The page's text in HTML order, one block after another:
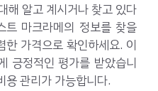
해 알고 계시거나 찾고 있다
트 마크라메의 정보를 찾을
가격으로 확인하세요. 이
긍정적인 평가를 받았습니
용 관리가 가능합니다.